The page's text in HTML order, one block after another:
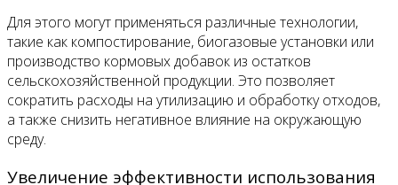
Для этого могут применяться различные технологии,
такие как компостирование, биогазовые установки или
производство кормовых добавок из остатков
сельскохозяйственной продукции. Это позволяет
сократить расходы на утилизацию и обработку отходов,
а также снизить негативное влияние на окружающую
среду.
Увеличение эффективности использования